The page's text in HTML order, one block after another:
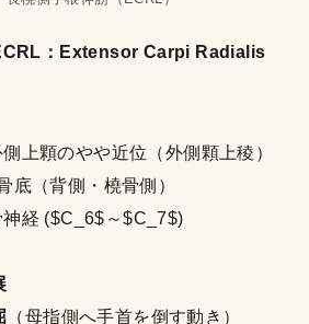
：Extensor Carpi Radialis
側上顆のやや近位（外側顆上稜）
底（背側・橈骨側）
神経 ($C_6$～$C_7$)
（母指側へ手首を倒す動き）